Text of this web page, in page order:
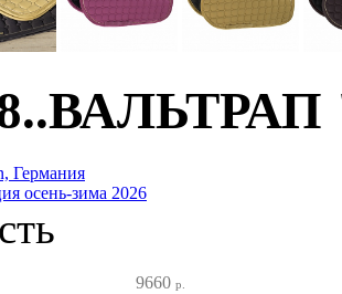
Германия
осень-зима 2026
9660 р.